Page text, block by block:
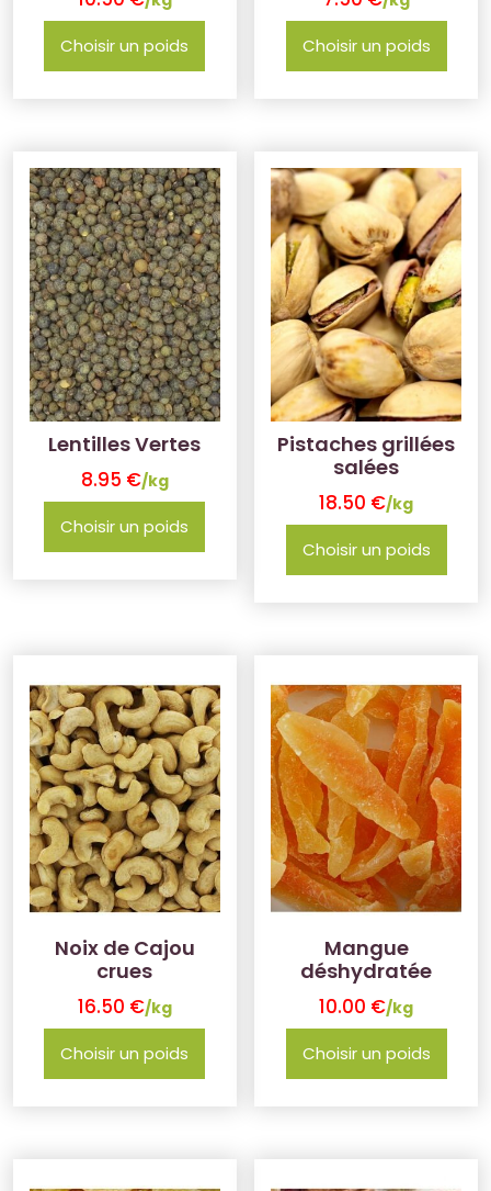
Choisir un poids Choisir un poids
Lentilles Vertes
8.95 €/kg
Choisir un poids
Pistaches grillées
salées
18.50 €/kg
Choisir un poids
Noix de Cajou
crues
16.50 €/kg
Choisir un poids
Mangue
déshydratée
10.00 €/kg
Choisir un poids